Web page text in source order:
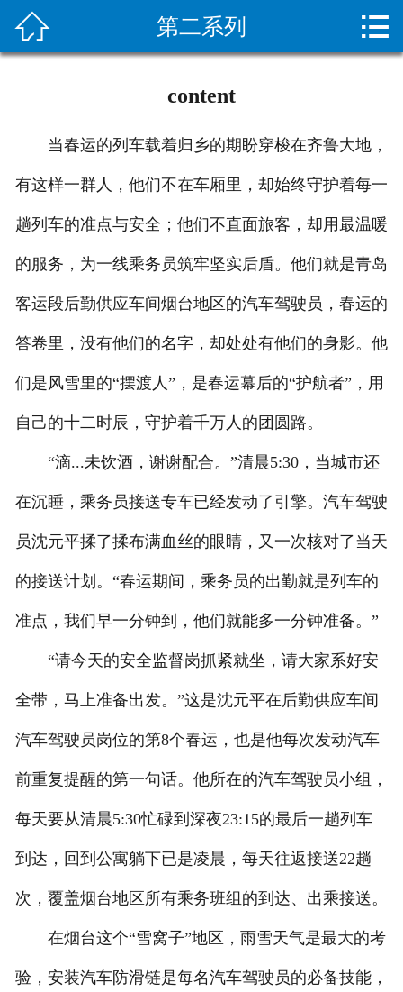
疏通常识
客户留言
人才招聘
联系我们
 第二系列 
content
当春运的列车载着归乡的期盼穿梭在齐鲁大地，
有这样一群人，他们不在车厢里，却始终守护着每一
趟列车的准点与安全；他们不直面旅客，却用最温暖
的服务，为一线乘务员筑牢坚实后盾。他们就是青岛
客运段后勤供应车间烟台地区的汽车驾驶员，春运的
答卷里，没有他们的名字，却处处有他们的身影。他
们是风雪里的“摆渡人”，是春运幕后的“护航者”，用
自己的十二时辰，守护着千万人的团圆路。
“滴...未饮酒，谢谢配合。”清晨5:30，当城市还
在沉睡，乘务员接送专车已经发动了引擎。汽车驾驶
员沈元平揉了揉布满血丝的眼睛，又一次核对了当天
的接送计划。“春运期间，乘务员的出勤就是列车的
准点，我们早一分钟到，他们就能多一分钟准备。”
“请今天的安全监督岗抓紧就坐，请大家系好安
全带，马上准备出发。”这是沈元平在后勤供应车间
汽车驾驶员岗位的第8个春运，也是他每次发动汽车
前重复提醒的第一句话。他所在的汽车驾驶员小组，
每天要从清晨5:30忙碌到深夜23:15的最后一趟列车
到达，回到公寓躺下已是凌晨，每天往返接送22趟
次，覆盖烟台地区所有乘务班组的到达、出乘接送。
在烟台这个“雪窝子”地区，雨雪天气是最大的考
验，安装汽车防滑链是每名汽车驾驶员的必备技能，